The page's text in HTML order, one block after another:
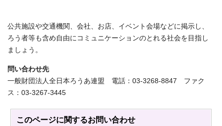
公共施設や交通機関、会社、お店、イベント会場などに掲示し、
ろう者等も含め自由にコミュニケーションのとれる社会を目指し
ましょう。
問い合わせ先
一般財団法人全日本ろうあ連盟 電話：03-3268-8847 ファク
ス：03-3267-3445
このページに関するお問い合わせ